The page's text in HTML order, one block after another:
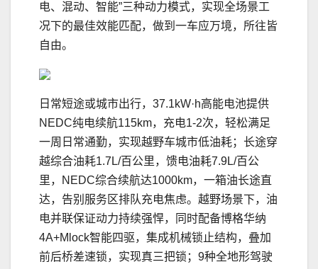
电、混动、智能”三种动力模式，实现全场景工
况下的最佳效能匹配，做到一车应万境，所往皆
自由。
日常短途或城市出行，37.1kW·h高能电池提供
NEDC纯电续航115km，充电1-2次，轻松满足
一周日常通勤，实现越野车城市低油耗；长途穿
越综合油耗1.7L/百公里，馈电油耗7.9L/百公
里，NEDC综合续航达1000km，一箱油长途直
达，告别服务区排队充电焦虑。越野场景下，油
电并联保证动力持续强悍，同时配备博格华纳
4A+Mlock智能四驱，集成机械锁止结构，叠加
前后桥差速锁，实现真三把锁；9种全地形驾驶